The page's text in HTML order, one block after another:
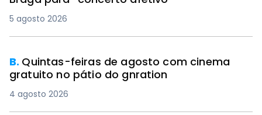
5 agosto 2026
B. Quintas-feiras de agosto com cinema
gratuito no pátio do gnration
4 agosto 2026